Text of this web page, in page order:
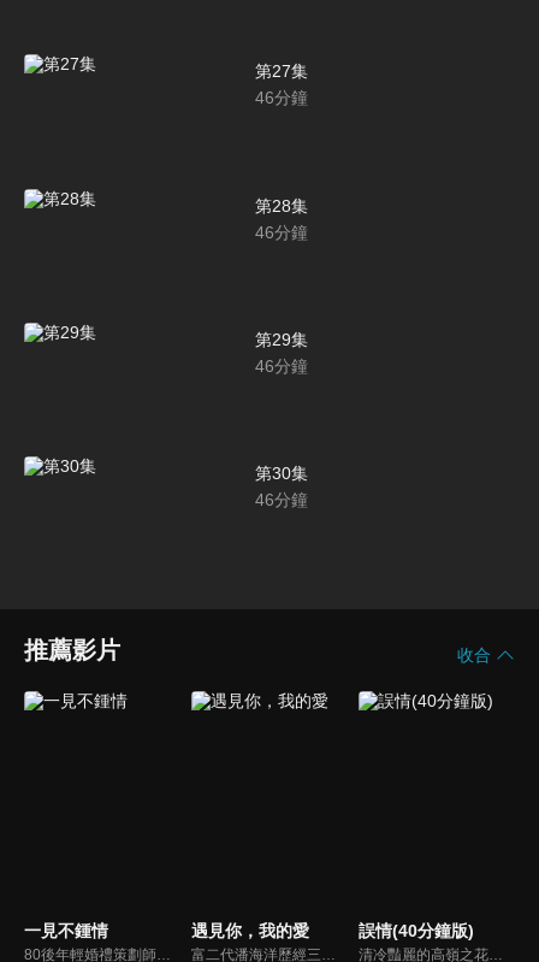
第27集
46分鐘
第28集
46分鐘
第29集
46分鐘
第30集
46分鐘
推薦影片 收合
一見不鍾情 遇見你，我的愛 誤情(40分鐘版)
清冷豔麗的高嶺之花江時淺在遭受霸淩、暴力等一系列事件後，華麗蛻變逆襲歸來，用一場精心策劃強勢開啟自己的復仇之路，最終收穫內心救贖與愛情的故事。